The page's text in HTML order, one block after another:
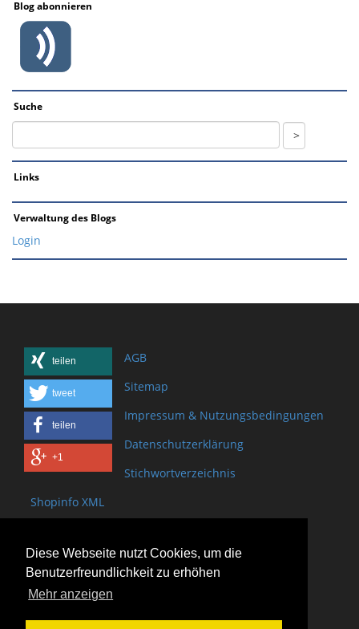
Diese Webseite nutzt Cookies, um die
Benutzerfreundlichkeit zu erhöhen
Mehr anzeigen
Blog abonnieren
Suche
Links
Verwaltung des Blogs
Login
teilen
tweet
teilen
+1
AGB
Sitemap
Impressum & Nutzungsbedingungen
Datenschutzerklärung
Stichwortverzeichnis
Shopinfo XML
Bischof-Brand Straße 2
61440 Oberursel
(+49) 6171 - 98 11 80
(+49) 6171 - 98 28 10